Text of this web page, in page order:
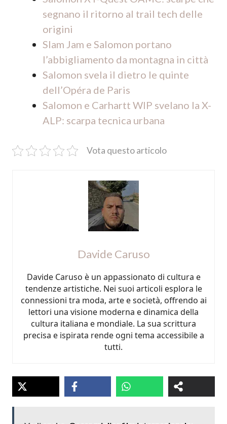
segnano il ritorno al trail tech delle
origini
Slam Jam e Salomon portano
l’abbigliamento da montagna in città
Salomon svela il dietro le quinte
dell’Opéra de Paris
Salomon e Carhartt WIP svelano la X-
ALP: scarpa tecnica urbana
Vota questo articolo
Davide Caruso
Davide Caruso è un appassionato di cultura e
tendenze artistiche. Nei suoi articoli esplora le
connessioni tra moda, arte e società, offrendo ai
lettori una visione moderna e dinamica della
cultura italiana e mondiale. La sua scrittura
precisa e ispirata rende ogni tema accessibile a
tutti.